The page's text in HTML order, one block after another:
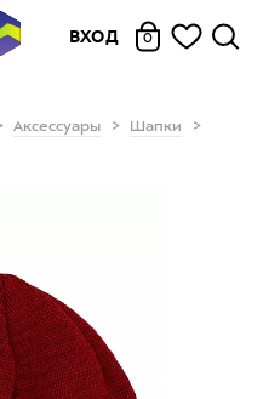
ВХОД 0
Аксессуары
Шапки